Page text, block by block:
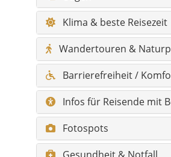
Barrierefreiheit /
Infos für Reisende mit
Fotospots
Gesundheit & Notfall
Shopping & Märkte
Skurriles &